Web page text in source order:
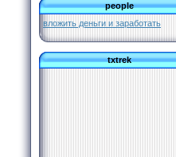
people
вложить деньги и заработать
txtrek